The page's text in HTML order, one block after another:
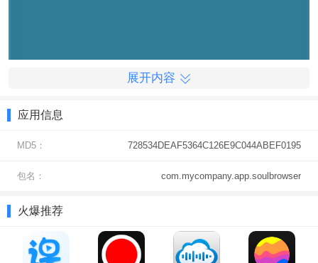
展开内容
应用信息
MD5： 728534DEAF5364C126E9C044ABEF0195
包名： com.mycompany.app.soulbrowser
火爆推荐